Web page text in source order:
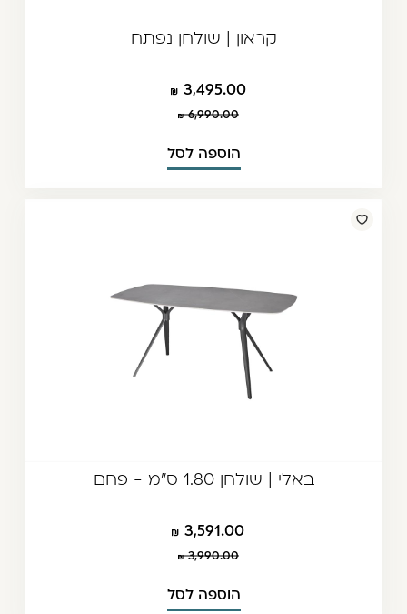
קראון | שולחן נפתח
3,495.00
6,990.00
הוספה לסל
באלי | שולחן 1.80 ס"מ - פחם
3,591.00
3,990.00
הוספה לסל